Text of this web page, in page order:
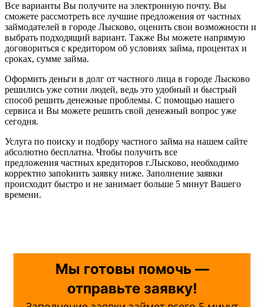
Все варианты Вы получите на электронную почту. Вы
сможете рассмотреть все лучшие предложения от частных
займодателей в городе Лысково, оценить свои возможности и
выбрать подходящий вариант. Также Вы можете напрямую
договориться с кредитором об условиях займа, процентах и
сроках, сумме займа.
Оформить деньги в долг от частного лица в городе Лысково
решились уже сотни людей, ведь это удобный и быстрый
способ решить денежные проблемы. С помощью нашего
сервиса и Вы можете решить свой денежный вопрос уже
сегодня.
Услуга по поиску и подбору частного займа на нашем сайте
абсолютно бесплатна. Чтобы получить все
предложения частных кредиторов г.Лысково, необходимо
корректно запоkнить заявку ниже. Заполнение заявки
происходит быстро и не занимает больше 5 минут Вашего
времени.